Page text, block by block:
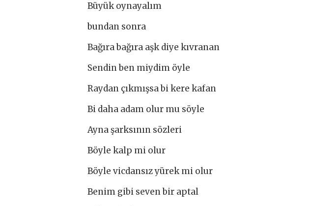
Büyük oynayalım
bundan sonra
Bağıra bağıra aşk diye kıvranan
Sendin ben miydim öyle
Raydan çıkmışsa bi kere kafan
Bi daha adam olur mu söyle
Ayna şarksının sözleri
Böyle kalp mi olur
Böyle vicdansız yürek mi olur
Benim gibi seven bir aptal